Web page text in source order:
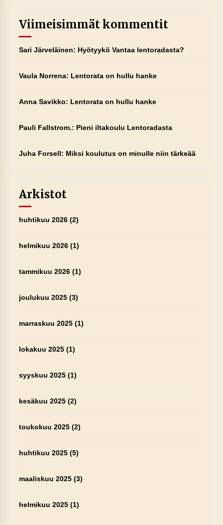
Viimeisimmät kommentit
Sari Järveläinen: Hyötyykö Vantaa lentoradasta?
Vaula Norrena: Lentorata on hullu hanke
Anna Savikko: Lentorata on hullu hanke
Pauli Fallstrom.: Pieni iltakoulu Lentoradasta
Juha Forsell: Miksi koulutus on minulle niin tärkeää
Arkistot
huhtikuu 2026(2)
helmikuu 2026(1)
tammikuu 2026(1)
joulukuu 2025(3)
marraskuu 2025(1)
lokakuu 2025(1)
syyskuu 2025(1)
kesäkuu 2025(2)
toukokuu 2025(2)
huhtikuu 2025(5)
maaliskuu 2025(3)
helmikuu 2025(1)